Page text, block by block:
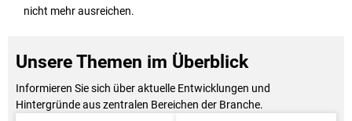
nicht mehr ausreichen.
Unsere Themen im Überblick
Informieren Sie sich über aktuelle Entwicklungen und
Hintergründe aus zentralen Bereichen der Branche.